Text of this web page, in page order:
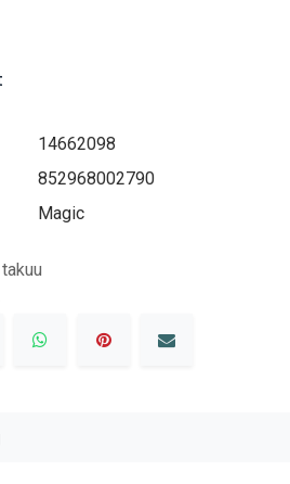
14662098
852968002790
Magic